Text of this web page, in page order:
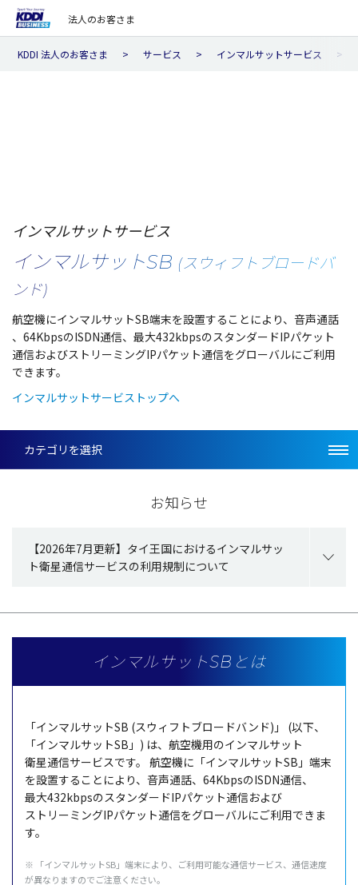
法人のお客さま
KDDI 法人のお客さま サービス インマルサットサービス
インマルサットサービス
インマルサットSB (スウィフトブロードバ
ンド)
航空機にインマルサットSB端末を設置することにより、 音声通話
、64KbpsのISDN通信、 最大432kbpsのスタンダードIPパケット
通信およびストリーミングIPパケット通信をグローバルにご利用
できます。
インマルサットサービストップへ
カテゴリを選択
お知らせ
【2026年7月更新】タイ王国におけるインマルサッ
ト衛星通信サービスの利用規制について
インマルサットSBとは
「インマルサットSB (スウィフトブロードバンド)」 (以下、
「インマルサットSB」) は、 航空機用のインマルサット
衛星通信サービスです。 航空機に「インマルサットSB」 端末
を設置することにより、 音声通話、64KbpsのISDN通信、
最大432kbpsのスタンダードIPパケット通信および
ストリーミングIPパケット通信をグローバルにご利用できま
す。
※ 「インマルサットSB」 端末により、ご利用可能な通信サービス、 通信速度
が異なりますのでご注意ください。